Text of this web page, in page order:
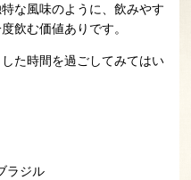
な風味のように、飲みやす
飲む価値ありです。
た時間を過ごしてみてはい
ラジル